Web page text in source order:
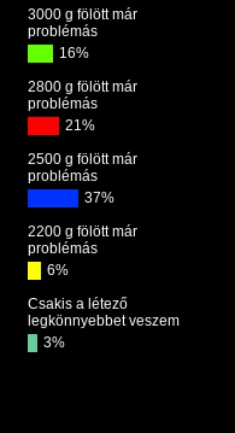
3000 g fölött már
problémás
16%
2800 g fölött már
problémás
21%
2500 g fölött már
problémás
37%
2200 g fölött már
problémás
6%
Csakis a létező
legkönnyebbet veszem
3%